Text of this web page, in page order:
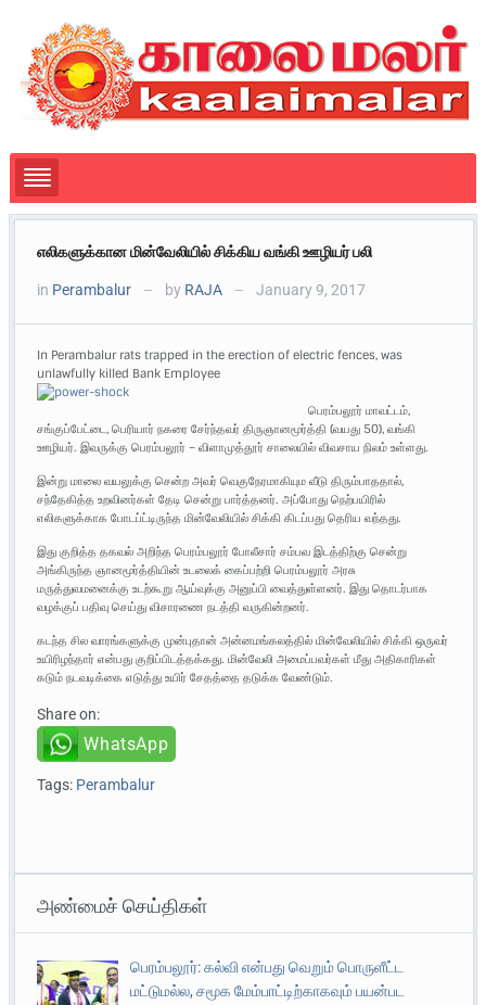
எலிகளுக்கான மின்வேலியில் சிக்கிய வங்கி ஊழியர் பலி
in Perambalur — by RAJA — January 9, 2017
In Perambalur rats trapped in the erection of electric fences, was
unlawfully killed Bank Employee
பெரம்பலூர் மாவட்டம்,
சங்குப்பேட்டை, பெரியார் நகரை சேர்ந்தவர் திருஞானமூர்த்தி (வயது 50), வங்கி
ஊழியர். இவருக்கு பெரம்பலூர் – விளாமுத்தூர் சாலையில் விவசாய நிலம் உள்ளது.
இன்று மாலை வயலுக்கு சென்ற அவர் வெகுநேரமாகியும வீடு திரும்பாததால்,
சந்தேகித்த உறவினர்கள் தேடி சென்று பார்த்தனர். அப்போது நெற்பயிரில்
எலிகளுக்காக போடப்ட்டிருந்த மின்வேலியில் சிக்கி கிடப்பது தெரிய வந்தது.
இது குறித்த தகவல் அறிந்த பெரம்பலூர் போலீசார் சம்பவ இடத்திற்கு சென்று
அங்கிருந்த ஞானமூர்த்தியின் உடலைக் கைப்பற்றி பெரம்பலூர் அரசு
மருத்துவமனைக்கு உடற்கூறு ஆய்வுக்கு அனுப்பி வைத்துள்ளனர். இது தொடர்பாக
வழக்குப் பதிவு செய்து விசாரணை நடத்தி வருகின்றனர்.
கடந்த சில வாரங்களுக்கு முன்புதான் அன்னமங்கலத்தில் மின்வேலியில் சிக்கி ஒருவர்
உயிரிழந்தார் என்பது குறிப்பிடத்தக்கது. மின்வேலி அமைப்பவர்கள் மீது அதிகாரிகள்
கடும் நடவடிக்கை எடுத்து உயிர் சேதத்தை தடுக்க வேண்டும்.
Share on:
WhatsApp
Tags: Perambalur
அண்மைச் செய்திகள்
பெரம்பலூர்: கல்வி என்பது வெறும் பொருளீட்ட
மட்டுமல்ல, சமூக மேம்பாட்டிற்காகவும் பயன்பட